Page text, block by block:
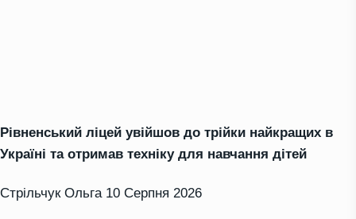
Рівненський ліцей увійшов до трійки найкращих в
Україні та отримав техніку для навчання дітей
Стрільчук Ольга 10 Серпня 2026